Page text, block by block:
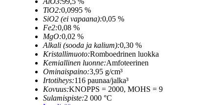
TiO2:0,0995 %
SiO2 (ei vapaana):0,05 %
Fe2:0,08 %
MgO:0,02 %
Alkali (sooda ja kalium):0,30 %
Kristallimuoto:Romboedrinen luokka
Kemiallinen luonne:Amfoteerinen
Ominaispaino:3,95 g/cm³
Irtotiheys:116 paunaa/jalka³
Kovuus:KNOPPS = 2000, MOHS = 9
Sulamispiste:2 000 °C